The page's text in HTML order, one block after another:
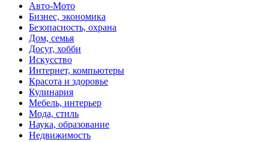
Авто-Мото
Бизнес, экономика
Безопасность, охрана
Дом, семья
Досуг, хобби
Искусство
Интернет, компьютеры
Красота и здоровье
Кулинария
Мебель, интерьер
Мода, стиль
Наука, образование
Недвижимость